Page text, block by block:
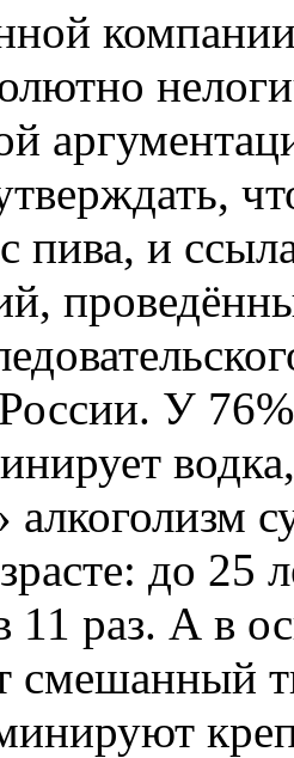
пива, и
У
до 25
11 раз. А в
смешанный